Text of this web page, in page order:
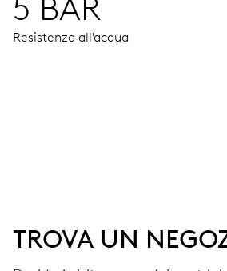
5 BAR
Resistenza all'acqua
Riserva di carica
TROVA UN